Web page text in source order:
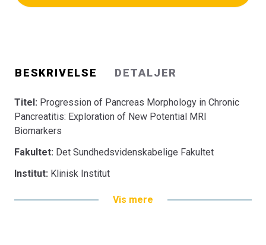
BESKRIVELSE DETALJER
Titel: Progression of Pancreas Morphology in Chronic
Pancreatitis: Exploration of New Potential MRI
Biomarkers
Fakultet: Det Sundhedsvidenskabelige Fakultet
Institut: Klinisk Institut
Vis mere